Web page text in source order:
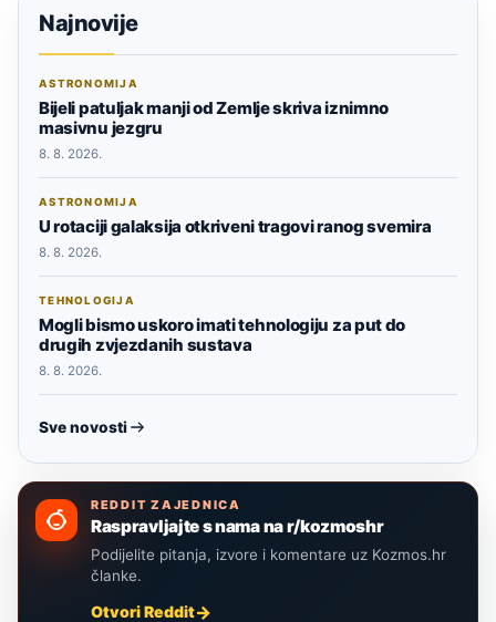
Najnovije
ASTRONOMIJA
Bijeli patuljak manji od Zemlje skriva iznimno
masivnu jezgru
8. 8. 2026.
ASTRONOMIJA
U rotaciji galaksija otkriveni tragovi ranog svemira
8. 8. 2026.
TEHNOLOGIJA
Mogli bismo uskoro imati tehnologiju za put do
drugih zvjezdanih sustava
8. 8. 2026.
Sve novosti
REDDIT ZAJEDNICA
Raspravljajte s nama na r/kozmoshr
Podijelite pitanja, izvore i komentare uz Kozmos.hr
članke.
Otvori Reddit